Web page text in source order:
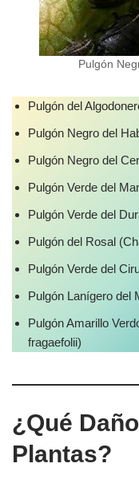
Pulgón
Pulgón del
Pulgón Negro del
Pulgón Negro del
Pulgón Verde del
Pulgón Verde del
Pulgón del Rosal
Pulgón Verde del
Pulgón Lanígero del
Pulgón Amarillo
fragaefolii)
¿Qué
Plantas?